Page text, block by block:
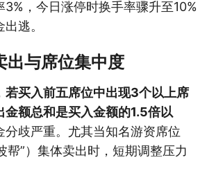
3%，今日涨停时换手率骤升至10%
逃。
出与席位集中度
若买入前五席位中出现3个以上席
金额总和是买入金额的1.5倍以
分歧严重。尤其当知名游资席位
帮”）集体卖出时，短期调整压力